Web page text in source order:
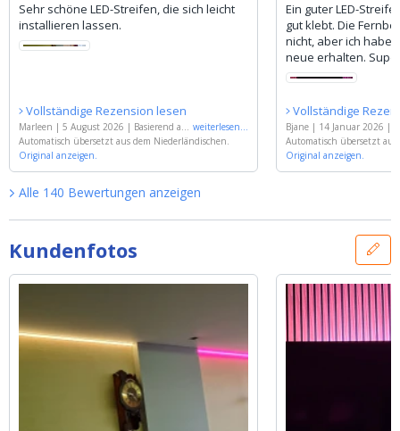
Sehr schöne LED-Streifen, die sich leicht
installieren lassen.
Vollständige Rezension lesen
Marleen | 5 August 2026 | Basierend auf
'3 Meter RGBW LED Streifen komplettes
Set - Premium 72 LEDs p/m
weiterlesen...
Automatisch übersetzt aus dem Niederländischen.
Original anzeigen.
Ein guter LED-
gut klebt. Die
nicht, aber ich habe
neue erhalten.
Vollständige
Bjane| 14 Januar 2026 |
1 Meter RGBW LED
et - Premium 72 LEDs p/m
Automatisch übersetzt
Original anzeigen.
Alle 140 Bewertungen anzeigen
Kundenfotos